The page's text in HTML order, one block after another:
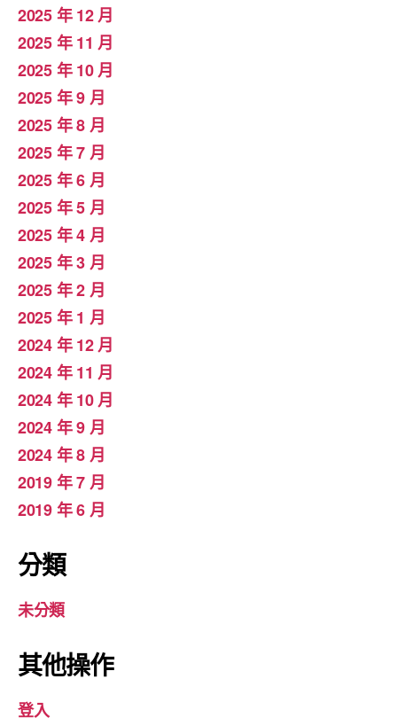
2025 年 12 月
2025 年 11 月
2025 年 10 月
2025 年 9 月
2025 年 8 月
2025 年 7 月
2025 年 6 月
2025 年 5 月
2025 年 4 月
2025 年 3 月
2025 年 2 月
2025 年 1 月
2024 年 12 月
2024 年 11 月
2024 年 10 月
2024 年 9 月
2024 年 8 月
2019 年 7 月
2019 年 6 月
分類
未分類
其他操作
登入